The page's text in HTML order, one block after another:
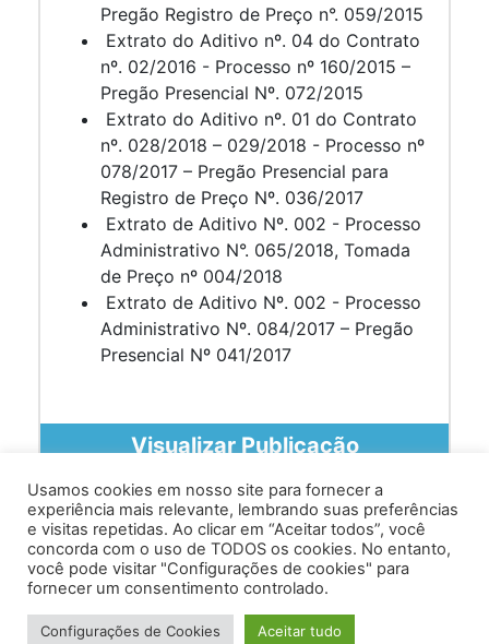
Pregão Registro de Preço n°. 059/2015
Extrato do Aditivo nº. 04 do Contrato
nº. 02/2016 - Processo nº 160/2015 –
Pregão Presencial Nº. 072/2015
Extrato do Aditivo nº. 01 do Contrato
nº. 028/2018 – 029/2018 - Processo nº
078/2017 – Pregão Presencial para
Registro de Preço Nº. 036/2017
Extrato de Aditivo Nº. 002 - Processo
Administrativo N°. 065/2018, Tomada
de Preço nº 004/2018
Extrato de Aditivo Nº. 002 - Processo
Administrativo Nº. 084/2017 – Pregão
Presencial Nº 041/2017
Visualizar Publicação
Av. Prof. Armando Alves da Silva, nº 1950 - Zacarias,
Caratinga - MG - 35302-403 / Tel: (33) 3329 8000
Usamos cookies em nosso site para fornecer a
experiência mais relevante, lembrando suas preferências
e visitas repetidas. Ao clicar em “Aceitar todos”, você
concorda com o uso de TODOS os cookies. No entanto,
você pode visitar "Configurações de cookies" para
fornecer um consentimento controlado.
Configurações de Cookies Aceitar tudo